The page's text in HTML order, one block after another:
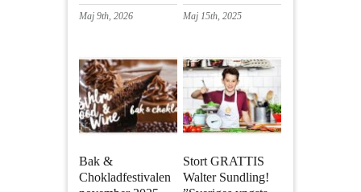
Maj 9th, 2026 Maj 15th, 2025
Bak &
Chokladfestivalen
Stort GRATTIS
Walter Sundling!